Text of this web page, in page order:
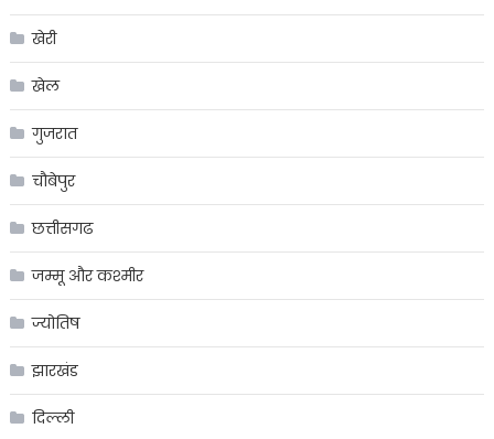
खेरी
खेल
गुजरात
चौबेपुर
छत्तीसगढ
जम्मू और कश्मीर
ज्योतिष
झारखंड
दिल्ली